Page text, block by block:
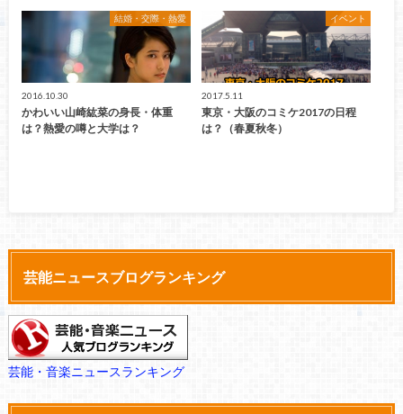
結婚・交際・熱愛
2016.10.30
かわいい山崎紘菜の身長・体重
は？熱愛の噂と大学は？
イベント
2017.5.11
東京・大阪のコミケ2017の日程
は？（春夏秋冬）
芸能ニュースブログランキング
芸能・音楽ニュースランキング